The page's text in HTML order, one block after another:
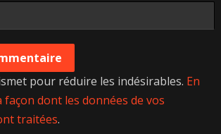
pour réduire les indésirables. En
dont les données de vos
traitées.